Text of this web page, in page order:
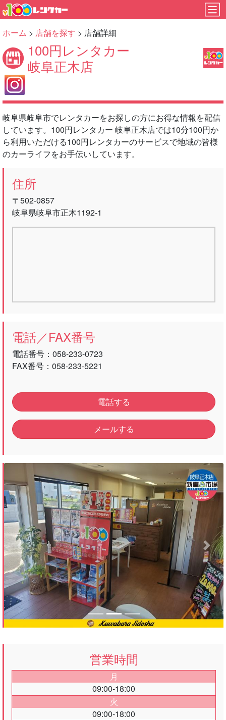
ホーム > 店舗を探す > 店舗詳細
100円レンタカー
岐阜正木店
岐阜県岐阜市でレンタカーをお探しの方にお得な情報を配信
しています。100円レンタカー 岐阜正木店では10分100円か
ら利用いただける100円レンタカーのサービスで地域の皆様
のカーライフをお手伝いしています。
住所
〒502-0857
岐阜県岐阜市正木1192‐1
電話／FAX番号
電話番号： 058-233-0723
FAX番号：058-233-5221
電話する
メールする
Previous Next
営業時間
月
09:00-18:00
火
09:00-18:00